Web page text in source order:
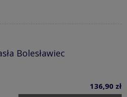
Bolesławiec
136,90 zł